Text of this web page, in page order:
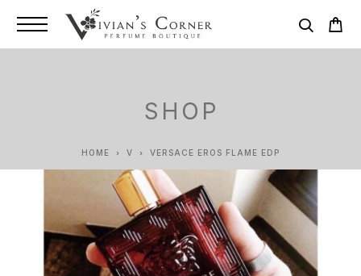
SHOP
HOME V VERSACE EROS FLAME EDP